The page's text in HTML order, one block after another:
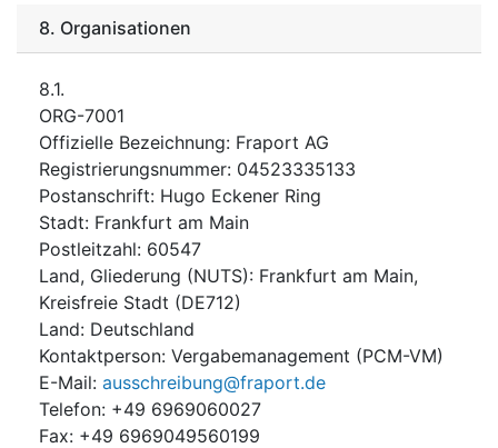
8. Organisationen
8.1.
ORG-7001
Offizielle Bezeichnung: Fraport AG
Registrierungsnummer: 04523335133
Postanschrift: Hugo Eckener Ring
Stadt: Frankfurt am Main
Postleitzahl: 60547
Land, Gliederung (NUTS): Frankfurt am Main,
Kreisfreie Stadt (DE712)
Land: Deutschland
Kontaktperson: Vergabemanagement (PCM-VM)
E-Mail: ausschreibung@fraport.de
Telefon: +49 6969060027
Fax: +49 6969049560199